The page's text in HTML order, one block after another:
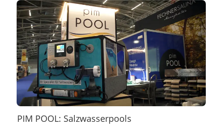
PIM POOL: Salzwasserpools